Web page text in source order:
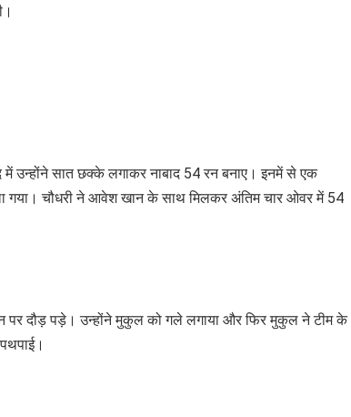
उन्होंने सात छक्के लगाकर नाबाद 54 रन बनाए। इनमें से एक
गया। चौधरी ने आवेश खान के साथ मिलकर अंतिम चार ओवर में 54
पर दौड़ पड़े। उन्होंने मुकुल को गले लगाया और फिर मुकुल ने टीम के